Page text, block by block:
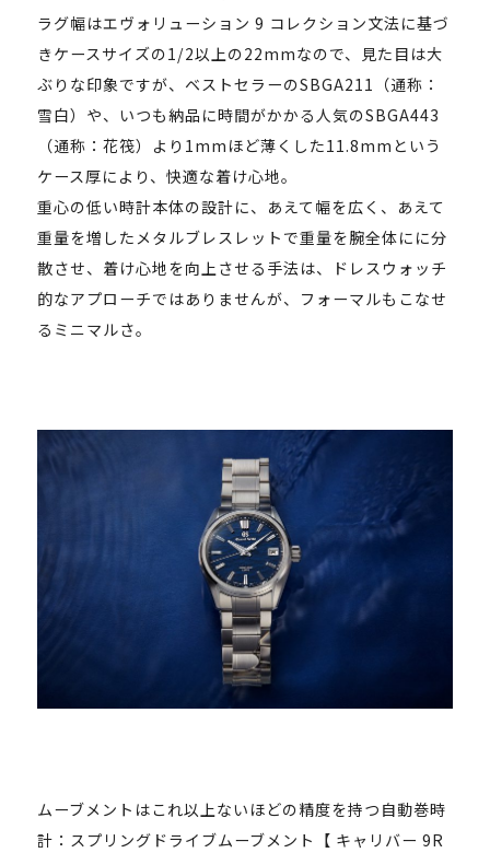
ラグ幅はエヴォリューション 9 コレクション文法に基づ
きケースサイズの1/2以上の22mmなので、見た目は大
ぶりな印象ですが、ベストセラーのSBGA211（通称：
雪白）や、いつも納品に時間がかかる人気のSBGA443
（通称：花筏）より1mmほど薄くした11.8mmという
ケース厚により、快適な着け心地。
重心の低い時計本体の設計に、あえて幅を広く、あえて
重量を増したメタルブレスレットで重量を腕全体にに分
散させ、着け心地を向上させる手法は、ドレスウォッチ
的なアプローチではありませんが、フォーマルもこなせ
るミニマルさ。
ムーブメントはこれ以上ないほどの精度を持つ自動巻時
計：スプリングドライブムーブメント【 キャリバー 9R